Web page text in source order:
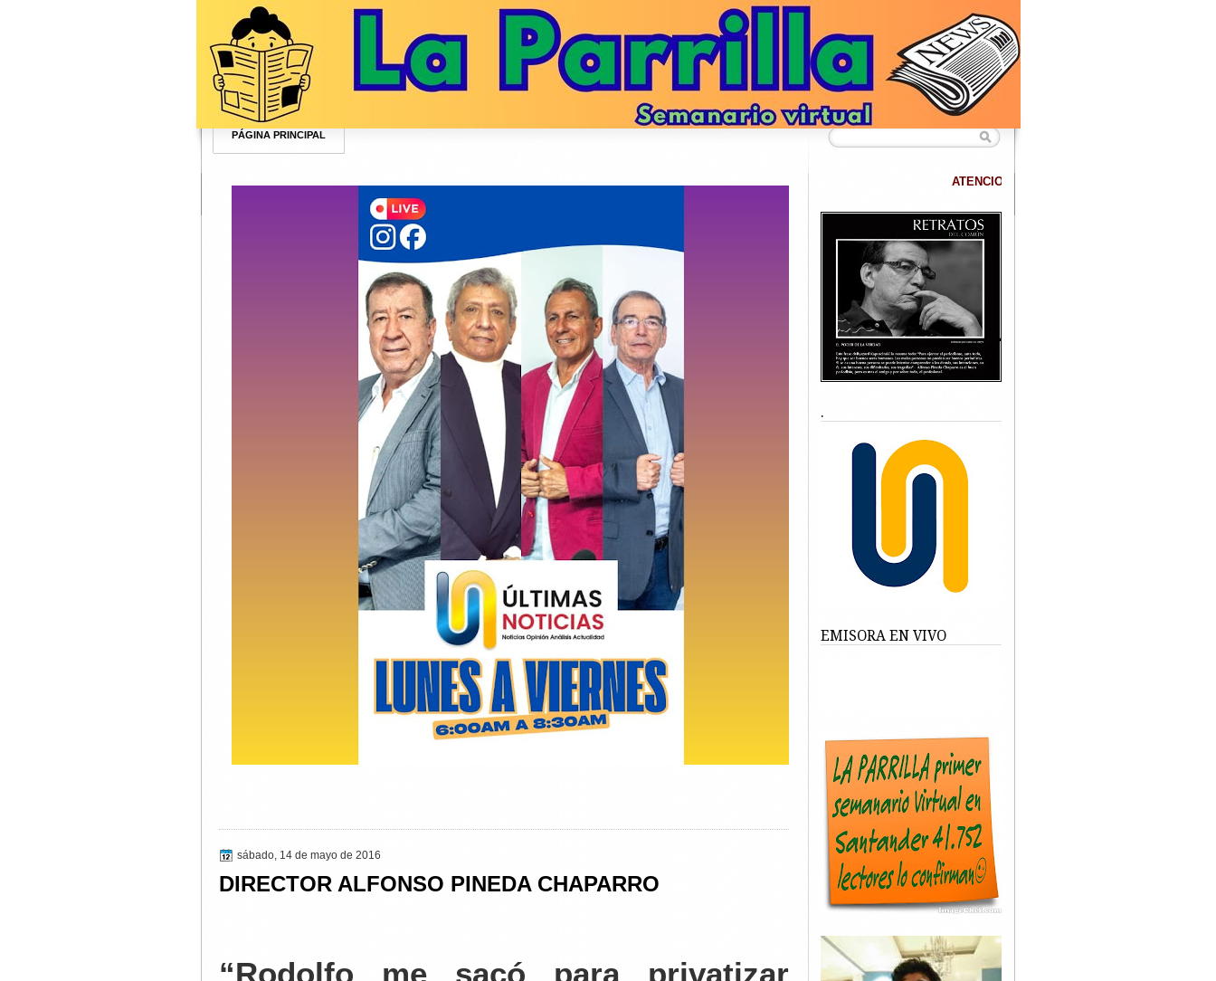
PÁGINA PRINCIPAL
sábado, 14 de mayo de 2016
DIRECTOR ALFONSO PINEDA CHAPARRO
“Rodolfo me sacó para privatizar
DATANET confirma que hemos superado los 40.000
.
EMISORA EN VIVO